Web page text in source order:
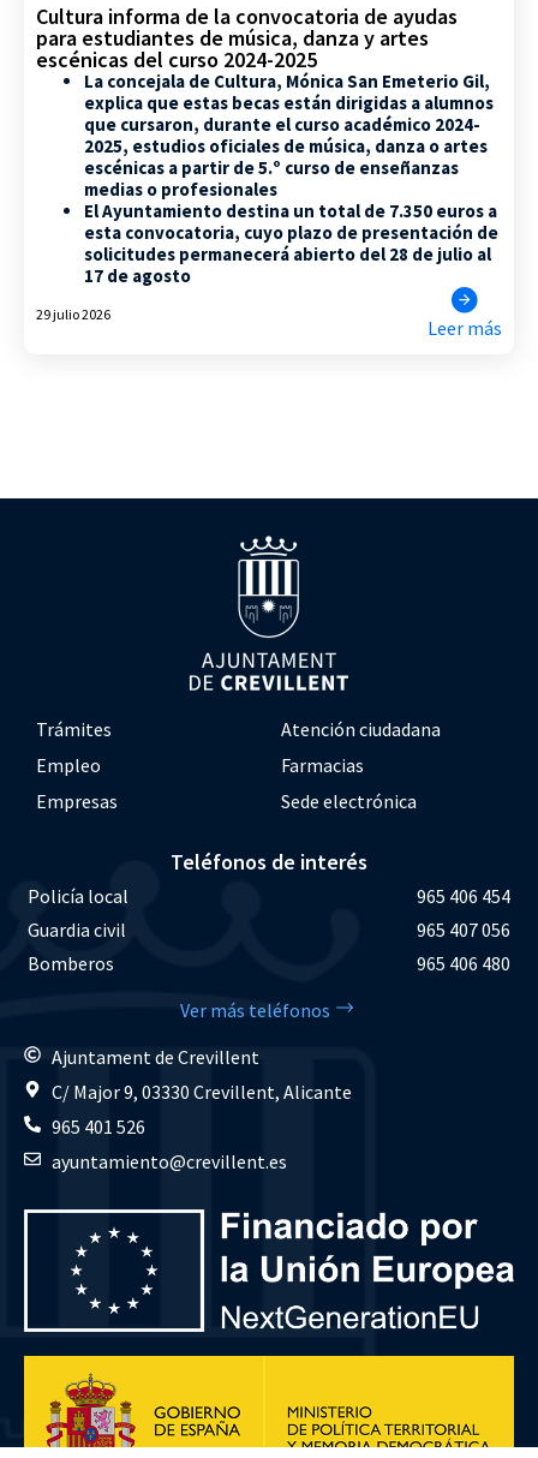
Cultura informa de la convocatoria de ayudas
para estudiantes de música, danza y artes
escénicas del curso 2024-2025
La concejala de Cultura, Mónica San Emeterio Gil,
explica que estas becas están dirigidas a alumnos
que cursaron, durante el curso académico 2024-
2025, estudios oficiales de música, danza o artes
escénicas a partir de 5.º curso de enseñanzas
medias o profesionales
El Ayuntamiento destina un total de 7.350 euros a
esta convocatoria, cuyo plazo de presentación de
solicitudes permanecerá abierto del 28 de julio al
17 de agosto
29 julio 2026
Leer más
Trámites
Atención ciudadana
Empleo
Farmacias
Empresas
Sede electrónica
Teléfonos de interés
Policía local
965 406 454
Guardia civil
965 407 056
Bomberos
965 406 480
Ver más teléfonos
Ajuntament de Crevillent
C/ Major 9, 03330 Crevillent, Alicante
965 401 526
ayuntamiento@crevillent.es